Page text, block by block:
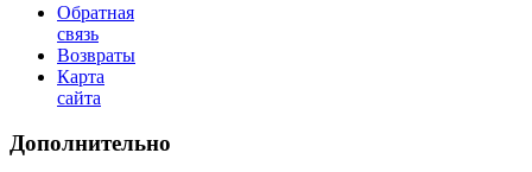
Обратная
связь
Возвраты
Карта
сайта
Дополнительно